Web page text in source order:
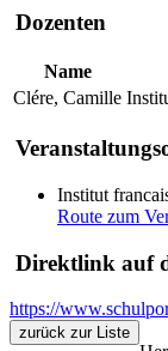
Dozenten
Name
Clére, Camille
Institut
Route zum
Direktlink auf
https://
zurück zur Liste